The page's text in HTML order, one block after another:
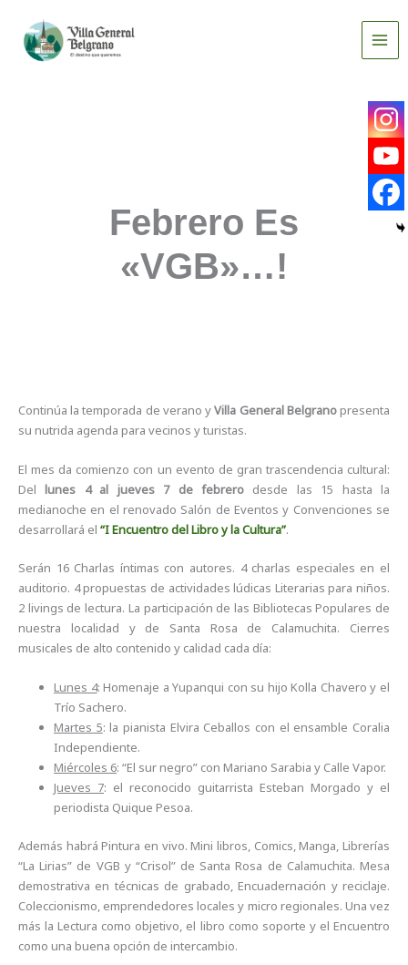
contenido
Febrero Es
«VGB»…!
Continúa la temporada de verano yVilla General Belgranopresenta
su nutrida agenda para vecinos y turistas.
El mes da comienzo con un evento de gran trascendencia cultural:
Dellunes 4 al jueves 7 de febrerodesde las 15 hasta la
medianoche en el renovado Salón de Eventos y Convenciones se
desarrollará el“I Encuentro del Libro y la Cultura”.
Serán 16 Charlas íntimas con autores. 4 charlas especiales en el
auditorio. 4 propuestas de actividades lúdicas Literarias para niños.
2 livings de lectura. La participación de las Bibliotecas Populares de
nuestra localidad y de Santa Rosa de Calamuchita. Cierres
musicales de alto contenido y calidad cada día:
Lunes 4: Homenaje a Yupanqui con su hijo Kolla Chavero y el
Trío Sachero.
Martes 5: la pianista Elvira Ceballos con el ensamble Coralia
Independiente.
Miércoles 6: “El sur negro” con Mariano Sarabia y Calle Vapor.
Jueves 7: el reconocido guitarrista Esteban Morgado y el
periodista Quique Pesoa.
Además habrá Pintura en vivo. Mini libros, Comics, Manga, Librerías
“La Lirias” de VGB y “Crisol” de Santa Rosa de Calamuchita. Mesa
demostrativa en técnicas de grabado, Encuadernación y reciclaje.
Coleccionismo, emprendedores locales y micro regionales. Una vez
más la Lectura como objetivo, el libro como soporte y el Encuentro
como una buena opción de intercambio.